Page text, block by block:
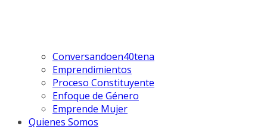
Conversandoen40tena
Emprendimientos
Proceso Constituyente
Enfoque de Género
Emprende Mujer
Quienes Somos